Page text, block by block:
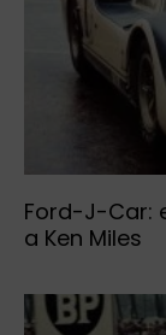
Ford-J-Car:
a Ken Miles